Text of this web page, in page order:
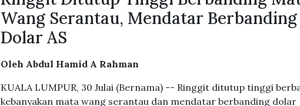
Wang Serantau, Mendatar Berbanding
Dolar AS
Oleh Abdul Hamid A Rahman
KUALA LUMPUR, 30 Julai (Bernama) -- Ringgit ditutup tinggi
kebanyakan mata wang serantau dan mendatar berbanding dolar